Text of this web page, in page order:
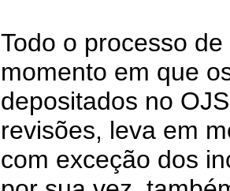
Todo o processo
momento em que
depositados no
revisões, leva em
com exceção dos